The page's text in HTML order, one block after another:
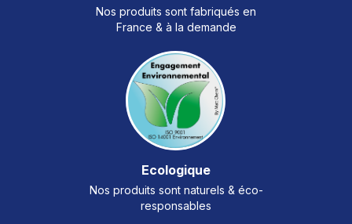
Nos produits sont fabriqués en
France & à la demande
Ecologique
Nos produits sont naturels & éco-
responsables